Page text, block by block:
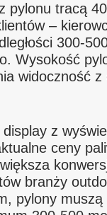
pylonu tracą
–
300-
Wysokość
widoczność z
z
ceny
branży
pylony